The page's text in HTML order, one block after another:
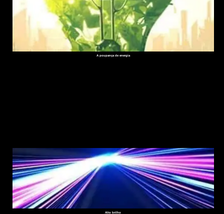
A poupança de energia
Alto brilho